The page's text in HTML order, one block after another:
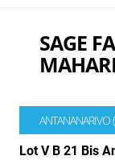
SAGE
ANTANANARIVO
Lot V B 21 Bis